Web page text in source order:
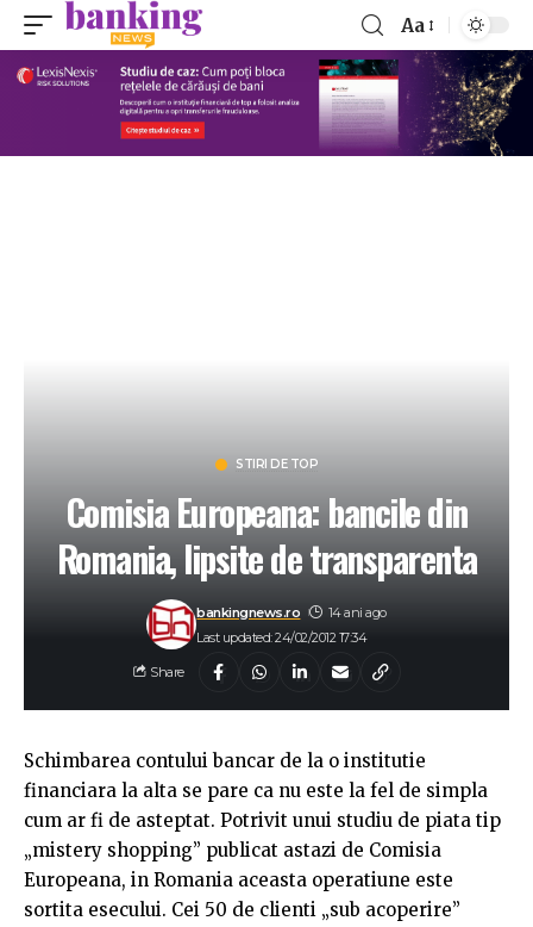
Aa
STIRI DE TOP
Comisia Europeana: bancile din
Romania, lipsite de transparenta
Last updated: 24/02/2012 17:34
bankingnews.ro 14 ani ago
Share
Schimbarea contului bancar de la o institutie
financiara la alta se pare ca nu este la fel de simpla
cum ar fi de asteptat. Potrivit unui studiu de piata tip
„mistery shopping” publicat astazi de Comisia
Europeana, in Romania aceasta operatiune este
sortita esecului. Cei 50 de clienti „sub acoperire”